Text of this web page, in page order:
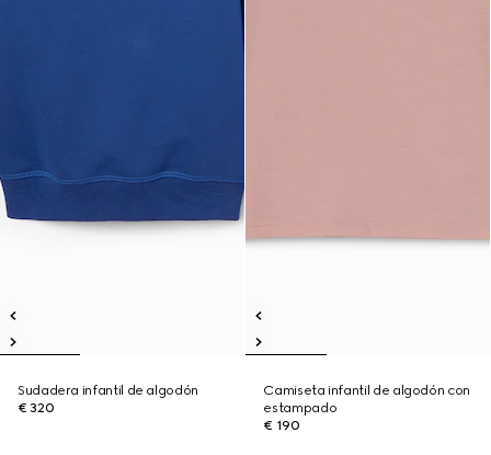
Sudadera infantil de algodón
€ 320
Camiseta infantil de algodón con
estampado
€ 190